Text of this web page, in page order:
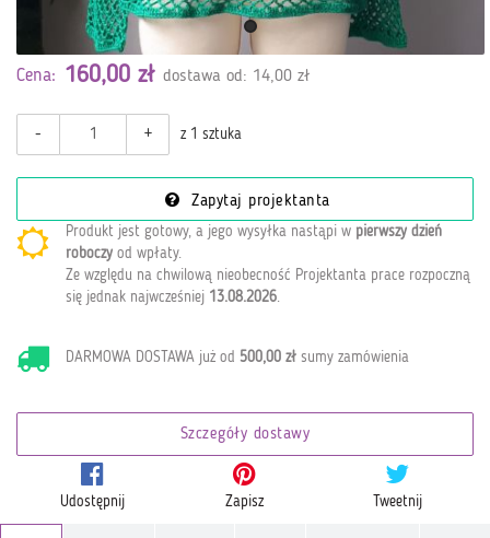
Cena: 160,00 zł dostawa od: 14,00 zł
- + z 1 sztuka
Zapytaj projektanta
Produkt jest gotowy, a jego wysyłka nastąpi w pierwszy dzień
roboczy od wpłaty.
Ze względu na chwilową nieobecność Projektanta prace rozpoczną
się jednak najwcześniej 13.08.2026.
DARMOWA DOSTAWA już od500,00 zł sumy zamówienia
Szczegóły dostawy
Udostępnij Zapisz Tweetnij